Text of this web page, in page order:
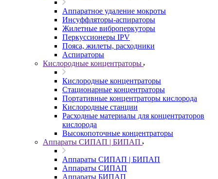
Аппаратное удаление мокроты
Инсуффляторы-аспираторы
Жилетные виброперкуторы
Перкуссионеры IPV
Пояса, жилеты, расходники
Аспираторы
Кислородные концентраторы
Кислородные концентраторы
Стационарные концентраторы
Портативные концентраторы кислорода
Кислородные станции
Расходные материалы для концентраторов
кислорода
Высокопоточные концентраторы
Аппараты СИПАП | БИПАП
Аппараты СИПАП | БИПАП
Аппараты СИПАП
Аппараты БИПАП